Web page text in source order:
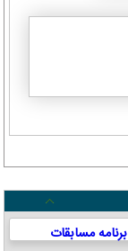
برنامه مسابقات